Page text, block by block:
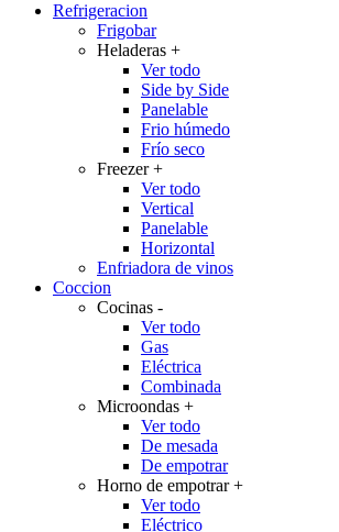
Refrigeracion
Frigobar
Heladeras +
Ver todo
Side by Side
Panelable
Frio húmedo
Frío seco
Freezer+
Ver todo
Vertical
Panelable
Horizontal
Enfriadora de vinos
Coccion
Cocinas -
Ver todo
Gas
Eléctrica
Combinada
Microondas +
Ver todo
De mesada
De empotrar
Horno de empotrar+
Ver todo
Eléctrico